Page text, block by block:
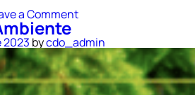
a Commenton
este
verano
2023 bycdo_admin